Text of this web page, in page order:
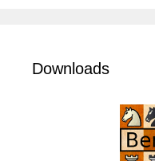
Downloads